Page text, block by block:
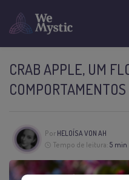
CRAB APPLE, UM
Por HELOÍSA VON AH
Tempo de leitura: 5 min